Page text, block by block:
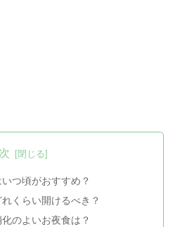
つ頃がおすすめ？
くらい開けるべき？
のよいお夜食は？